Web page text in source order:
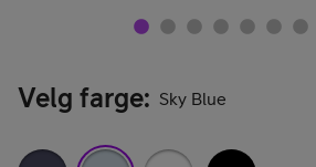
Velg farge: Sky Blue